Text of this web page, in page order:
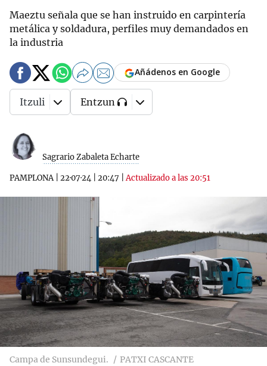
Maeztu señala que se han instruido en carpintería
metálica y soldadura, perfiles muy demandados en
la industria
Sagrario Zabaleta Echarte
PAMPLONA| 22·07·24 20:47 |Actualizado a las 20:51
Añádenos en Google
Itzuli Entzun
Campa de Sunsundegui. PATXI CASCANTE